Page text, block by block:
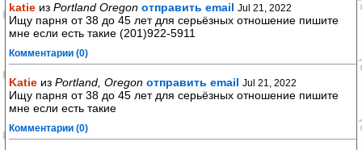
katie из Portland Oregon отправить email Jul 21, 2022
Ищу парня от 38 до 45 лет для серьёзных отношение пишите
мне если есть такие (201)922-5911
Комментарии (0)
Katie из Portland, Oregon отправить email Jul 21, 2022
Ищу парня от 38 до 45 лет для серьёзных отношение пишите
мне если есть такие
Комментарии (0)